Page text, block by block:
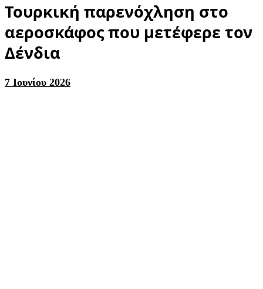
Τουρκική παρενόχληση στο
αεροσκάφος που μετέφερε τον
Δένδια
7 Ιουνίου 2026